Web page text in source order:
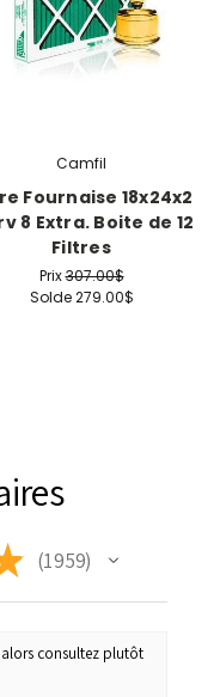
Camfil
Fournaise 18x24x2
8 Extra. Boite de 12
Filtres
Prix307.00$
Solde279.00$
1 959
1959
consultez plutôt